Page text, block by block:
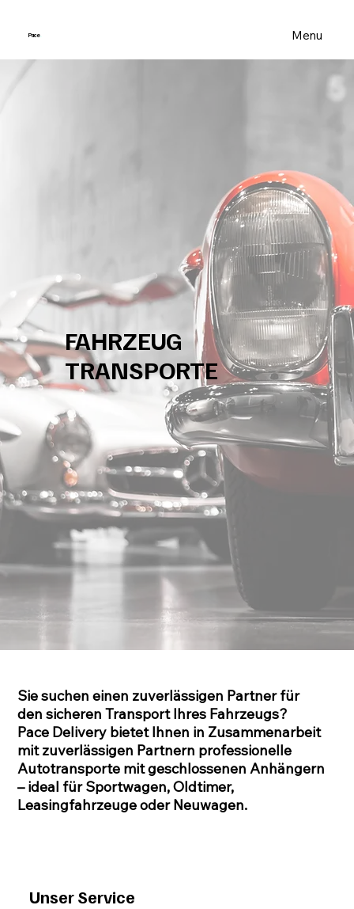
Pace. Menu
Unser Service
Sie suchen einen zuverlässigen Partner für
den sicheren Transport Ihres Fahrzeugs?
Pace Delivery bietet Ihnen in Zusammenarbeit
mit zuverlässigen Partnern professionelle
Autotransporte mit geschlossenen Anhängern
– ideal für Sportwagen, Oldtimer,
Leasingfahrzeuge oder Neuwagen.
FAHRZEUG
TRANSPORTE